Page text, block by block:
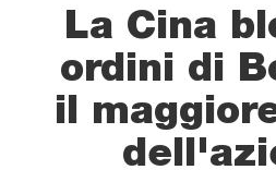
La Cina
ordini di
il